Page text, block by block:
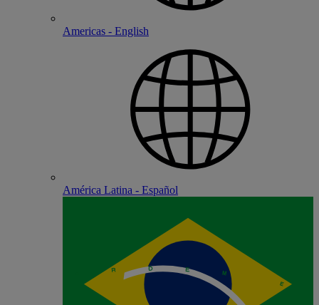
Americas - English
América Latina - Español